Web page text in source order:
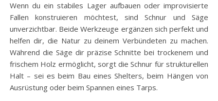
Wenn du ein stabiles Lager aufbauen oder improvisierte
Fallen konstruieren möchtest, sind Schnur und Säge
unverzichtbar. Beide Werkzeuge ergänzen sich perfekt und
helfen dir, die Natur zu deinem Verbündeten zu machen.
Während die Säge dir präzise Schnitte bei trockenem und
frischem Holz ermöglicht, sorgt die Schnur für strukturellen
Halt – sei es beim Bau eines Shelters, beim Hängen von
Ausrüstung oder beim Spannen eines Tarps.